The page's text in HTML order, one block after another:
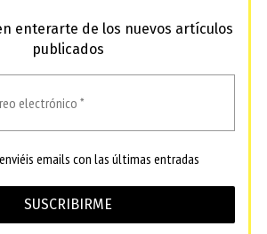
enterarte de los nuevos artículos
publicados
emails con las últimas entradas